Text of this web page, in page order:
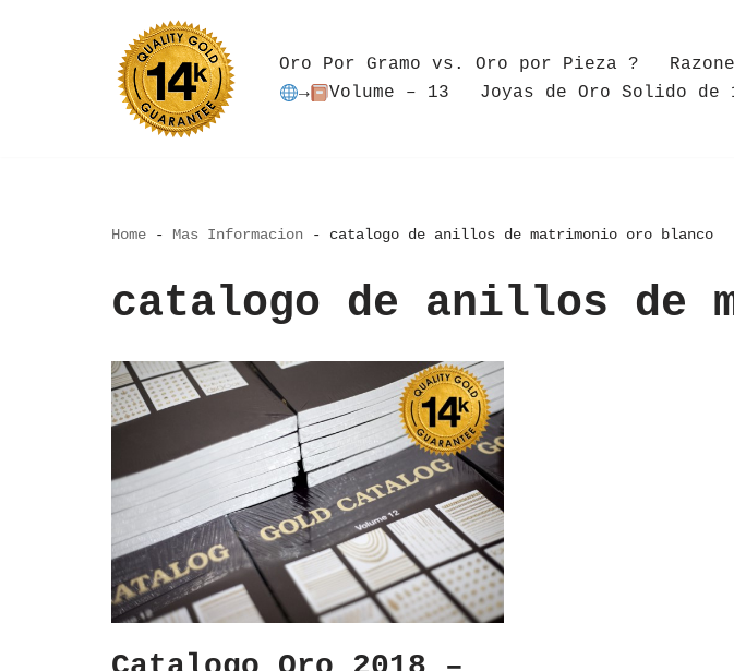
Oro Por Gramo vs. Oro por Pieza ?
→
Volume – 13 Joyas de Oro Solido de
Home - Mas Informacion - catalogo de anillos de matrimonio oro blanco
catalogo de anillos de